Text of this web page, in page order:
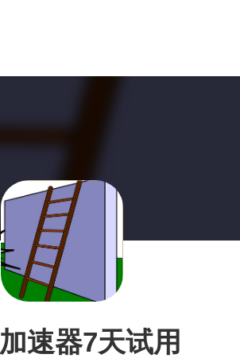
速器7天试用